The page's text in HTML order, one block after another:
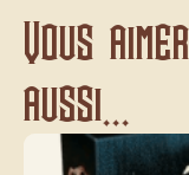
Vous
aussi...